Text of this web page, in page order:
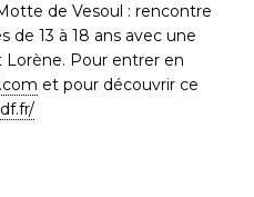
de Vesoul : rencontre
de 13 à 18 ans avec une
Pour entrer en
et pour découvrir ce